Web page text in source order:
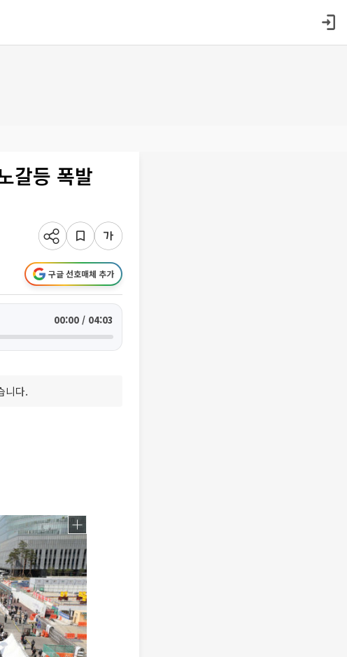
갈등 폭발
구글 선호매체 추가
00:00 / 04:03
니다.